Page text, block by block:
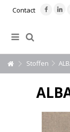
Contact
Stoffen